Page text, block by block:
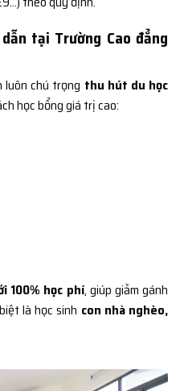
tại Trường Cao đẳng
luôn chú trọng thu hút du học
học bổng giá trị cao:
100% học phí, giúp giảm gánh
là học sinh con nhà nghèo,